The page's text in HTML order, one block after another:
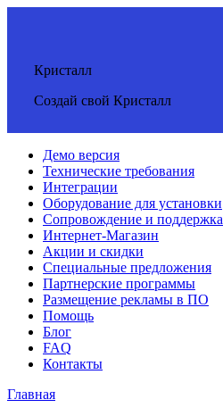
Кристалл
Создай свой Кристалл
Демо версия
Технические требования
Интеграции
Оборудование для установки
Сопровождение и поддержка
Интернет-Магазин
Акции и скидки
Специальные предложения
Партнерские программы
Размещение рекламы в ПО
Помощь
Блог
FAQ
Контакты
Главная